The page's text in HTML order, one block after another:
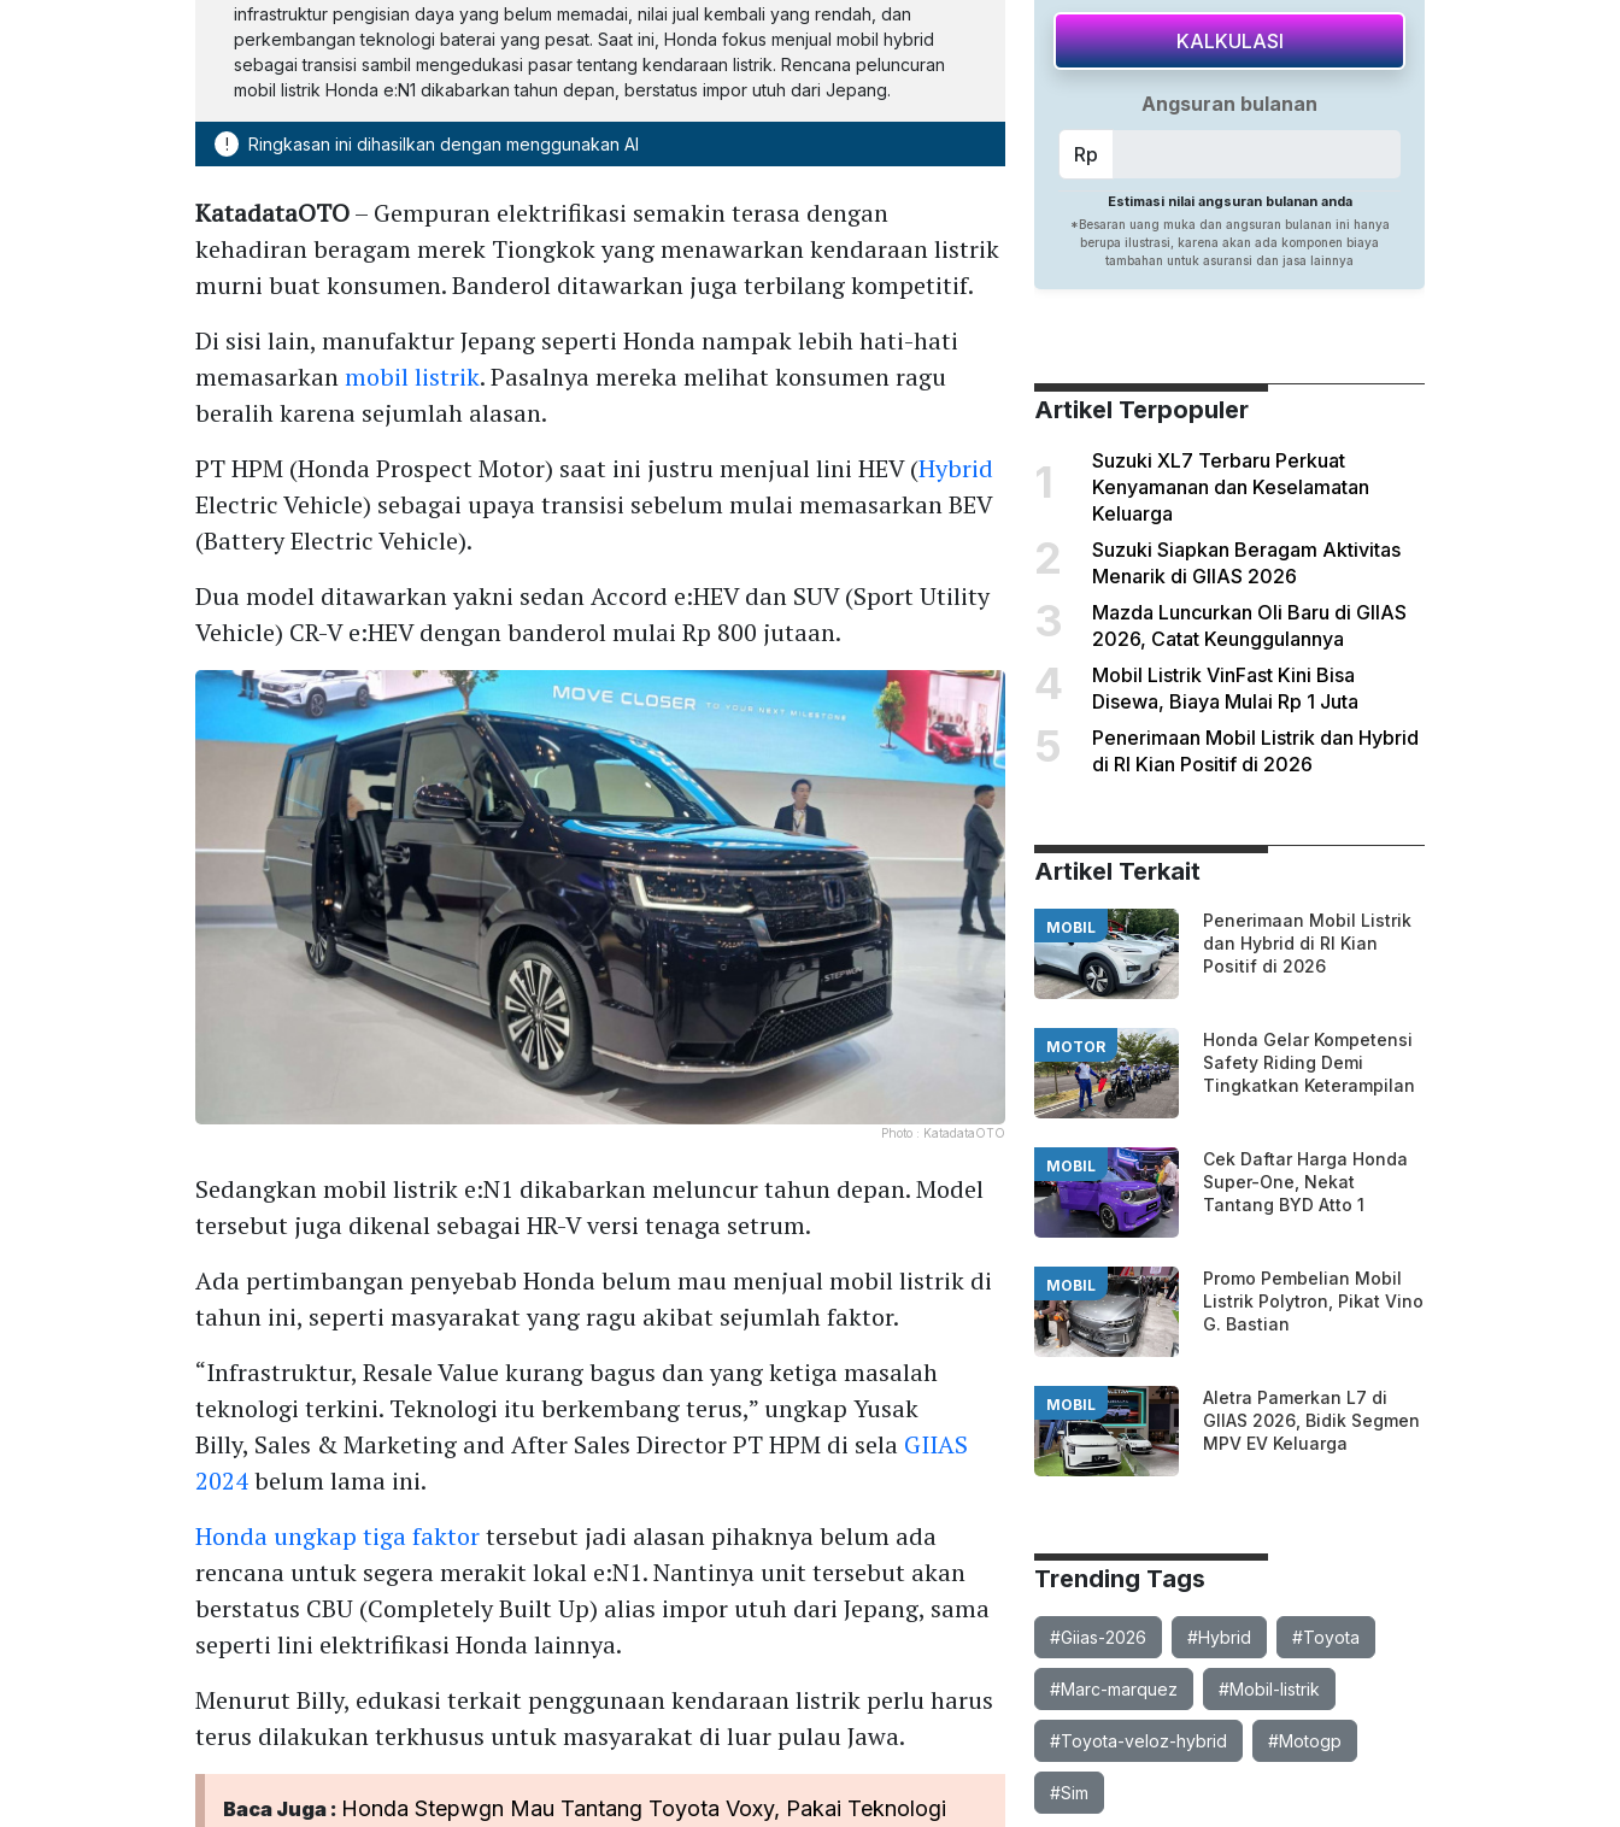
infrastruktur pengisian daya yang belum memadai, nilai jual kembali yang rendah, dan
perkembangan teknologi baterai yang pesat. Saat ini, Honda fokus menjual mobil hybrid
sebagai transisi sambil mengedukasi pasar tentang kendaraan listrik. Rencana peluncuran
mobil listrik Honda e:N1 dikabarkan tahun depan, berstatus impor utuh dari Jepang.
! Ringkasan ini dihasilkan dengan menggunakan AI
KatadataOTO– Gempuran elektrifikasi semakin terasa dengan
kehadiran beragam merek Tiongkok yang menawarkan kendaraan listrik
murni buat konsumen. Banderol ditawarkan juga terbilang kompetitif.
Di sisi lain, manufaktur Jepang seperti Honda nampak lebih hati-hati
memasarkanmobil listrik. Pasalnya mereka melihat konsumen ragu
beralih karena sejumlah alasan.
PT HPM (Honda Prospect Motor) saat ini justru menjual lini HEV (Hybrid
Electric Vehicle) sebagai upaya transisi sebelum mulai memasarkan BEV
(Battery Electric Vehicle).
Dua model ditawarkan yakni sedan Accord e:HEV dan SUV (Sport Utility
Vehicle) CR-V e:HEV dengan banderol mulai Rp 800 jutaan.
Photo : KatadataOTO
Sedangkan mobil listrik e:N1 dikabarkan meluncur tahun depan. Model
tersebut juga dikenal sebagai HR-V versi tenaga setrum.
Ada pertimbangan penyebab Honda belum mau menjual mobil listrik di
tahun ini, seperti masyarakat yang ragu akibat sejumlah faktor.
“Infrastruktur, Resale Value kurang bagus dan yang ketiga masalah
teknologi terkini. Teknologi itu berkembang terus,” ungkap Yusak
Billy, Sales & Marketing and After Sales Director PT HPM di sela GIIAS
2024belum lama ini.
Honda ungkap tiga faktortersebut jadi alasan pihaknya belum ada
rencana untuk segera merakit lokal e:N1. Nantinya unit tersebut akan
berstatus CBU (Completely Built Up) alias impor utuh dari Jepang, sama
seperti lini elektrifikasi Honda lainnya.
Menurut Billy, edukasi terkait penggunaan kendaraan listrik perlu harus
terus dilakukan terkhusus untuk masyarakat di luar pulau Jawa.
Baca Juga : Honda Stepwgn Mau Tantang Toyota Voxy, Pakai Teknologi
Artikel Terpopuler
1
Suzuki XL7 Terbaru Perkuat
Kenyamanan dan Keselamatan
Keluarga
2
Suzuki Siapkan Beragam Aktivitas
Menarik di GIIAS 2026
3
Mazda Luncurkan Oli Baru di GIIAS
2026, Catat Keunggulannya
4
Mobil Listrik VinFast Kini Bisa
Disewa, Biaya Mulai Rp 1 Juta
5
Penerimaan Mobil Listrik dan Hybrid
di RI Kian Positif di 2026
Artikel Terkait
MOBIL
Penerimaan Mobil Listrik
dan Hybrid di RI Kian
Positif di 2026
MOTOR
Honda Gelar Kompetensi
Safety Riding Demi
Tingkatkan Keterampilan
MOBIL
Cek Daftar Harga Honda
Super-One, Nekat
Tantang BYD Atto 1
MOBIL
Promo Pembelian Mobil
Listrik Polytron, Pikat Vino
G. Bastian
MOBIL
Aletra Pamerkan L7 di
GIIAS 2026, Bidik Segmen
MPV EV Keluarga
Trending Tags
#Giias-2026 #Hybrid #Toyota
#Marc-marquez #Mobil-listrik
#Toyota-veloz-hybrid #Motogp
#Sim